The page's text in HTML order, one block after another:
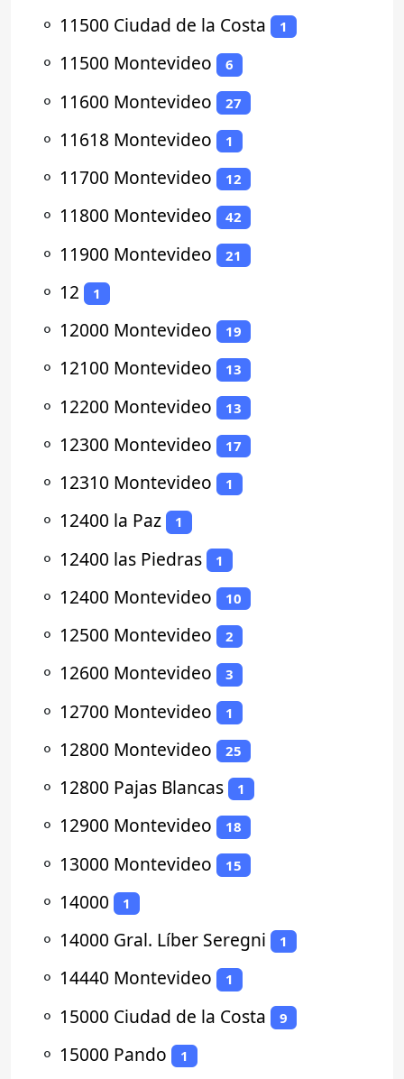
⚬ 11500 Ciudad de la Costa 1
⚬ 11500 Montevideo 6
⚬ 11600 Montevideo 27
⚬ 11618 Montevideo 1
⚬ 11700 Montevideo 12
⚬ 11800 Montevideo 42
⚬ 11900 Montevideo 21
⚬ 12 1
⚬ 12000 Montevideo 19
⚬ 12100 Montevideo 13
⚬ 12200 Montevideo 13
⚬ 12300 Montevideo 17
⚬ 12310 Montevideo 1
⚬ 12400 la Paz 1
⚬ 12400 las Piedras 1
⚬ 12400 Montevideo 10
⚬ 12500 Montevideo 2
⚬ 12600 Montevideo 3
⚬ 12700 Montevideo 1
⚬ 12800 Montevideo 25
⚬ 12800 Pajas Blancas 1
⚬ 12900 Montevideo 18
⚬ 13000 Montevideo 15
⚬ 14000 1
⚬ 14000 Gral. Líber Seregni 1
⚬ 14440 Montevideo 1
⚬ 15000 Ciudad de la Costa 9
⚬ 15000 Pando 1